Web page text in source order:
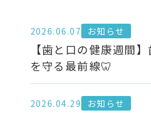
2026.06.07 お知らせ
【歯と口の健康週間
を守る最前線🦷
2026.04.29 お知らせ